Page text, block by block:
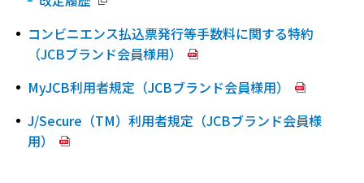
コンビニエンス払込票発行等手数料に関する特約
（JCBブランド会員様用）
MyJCB利用者規定（JCBブランド会員様用）
J/Secure（TM）利用者規定（JCBブランド会員様
用）